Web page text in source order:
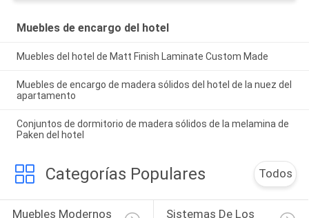
Muebles de encargo del hotel
Muebles del hotel de Matt Finish Laminate Custom Made
Muebles de encargo de madera sólidos del hotel de la nuez del
apartamento
Conjuntos de dormitorio de madera sólidos de la melamina de
Paken del hotel
Categorías Populares Todos
Muebles Modernos Sistemas De Los